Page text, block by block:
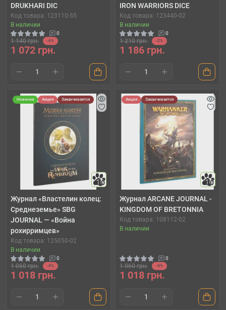
DRUKHARI DIC
Код товара: 123110-55
В наличии
0
1 140 грн. -6%
1 072 грн.
IRON WARRIORS DICE
Код товара: 123440-02
В наличии
0
1 210 грн. -2%
1 186 грн.
Новинка Акция Заканчивается
10
Журнал «Властелин колец:
Среднеземье» SBG
JOURNAL — «Война
рохирримцев»
Код товара: 125050-02
В наличии
0
1 060 грн. -4%
1 018 грн.
Акция Заканчивается
10
Журнал ARCANE JOURNAL -
KINGDOM OF BRETONNIA
Код товара: 108112-02
В наличии
0
1 060 грн. -4%
1 018 грн.